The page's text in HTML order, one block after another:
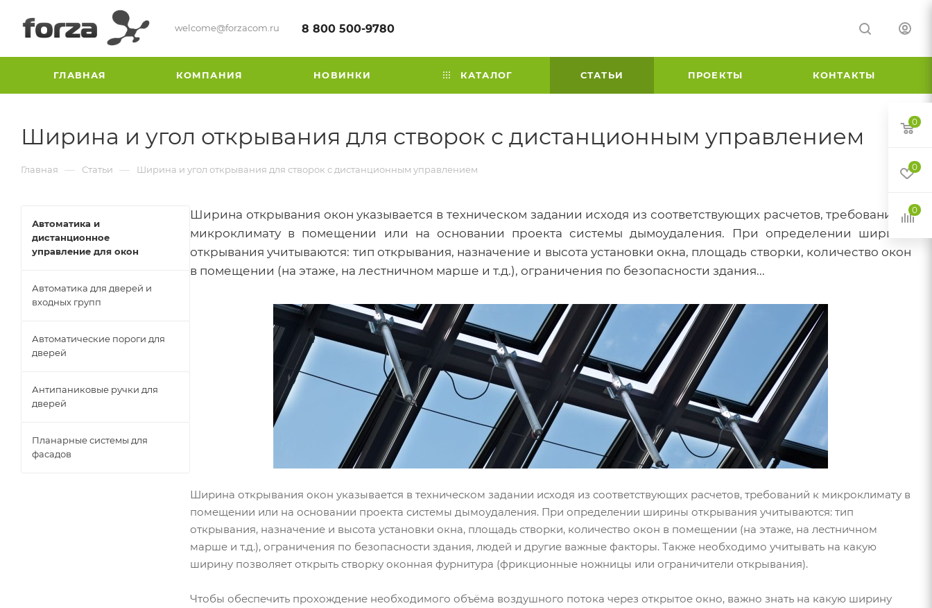
welcome@forzacom.ru 8 800 500-9780
ГЛАВНАЯ КОМПАНИЯ НОВИНКИ КАТАЛОГ СТАТЬИ ПРОЕКТЫ КОНТАКТЫ
Ширина и угол открывания для створок с дистанционным управлением
Главная — Статьи — Ширина и угол открывания для створок с дистанционным управлением
Ширина открывания окон указывается в техническом задании исходя из соответствующих расчетов, требований к
микроклимату в помещении или на основании проекта системы дымоудаления. При определении ширины
открывания учитываются: тип открывания, назначение и высота установки окна, площадь створки, количество окон
в помещении (на этаже, на лестничном марше и т.д.), ограничения по безопасности здания...
Ширина открывания окон указывается в техническом задании исходя из соответствующих расчетов, требований к микроклимату в
помещении или на основании проекта системы дымоудаления. При определении ширины открывания учитываются: тип
открывания, назначение и высота установки окна, площадь створки, количество окон в помещении (на этаже, на лестничном
марше и т.д.), ограничения по безопасности здания, людей и другие важные факторы. Также необходимо учитывать на какую
ширину позволяет открыть створку оконная фурнитура (фрикционные ножницы или ограничители открывания).
Чтобы обеспечить прохождение необходимого объёма воздушного потока через открытое окно, важно знать на какую ширину
Автоматика и
дистанционное
управление для окон
Автоматика для дверей и
входных групп
Автоматические пороги для
дверей
Антипаниковые ручки для
дверей
Планарные системы для
фасадов
0
0
0